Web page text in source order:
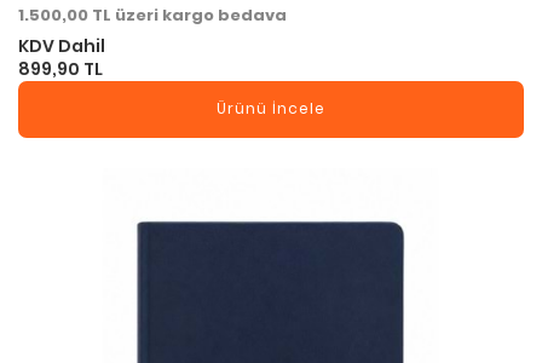
1.500,00 TL üzeri kargo bedava
KDV Dahil
899,90 TL
Ürünü İncele